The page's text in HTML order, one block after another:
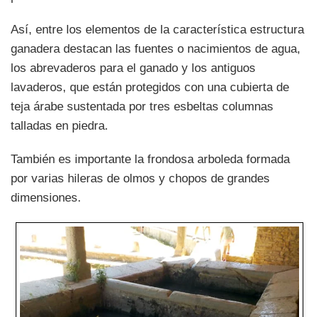
Así, entre los elementos de la característica estructura
ganadera destacan las fuentes o nacimientos de agua,
los abrevaderos para el ganado y los antiguos
lavaderos, que están protegidos con una cubierta de
teja árabe sustentada por tres esbeltas columnas
talladas en piedra.
También es importante la frondosa arboleda formada
por varias hileras de olmos y chopos de grandes
dimensiones.